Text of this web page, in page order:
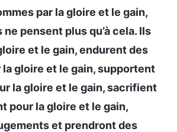
par la gloire et le gain,
ne pensent plus qu’à cela. Ils
et le gain, endurent des
gloire et le gain, supportent
la gloire et le gain, sacrifient
pour la gloire et le gain,
et prendront des